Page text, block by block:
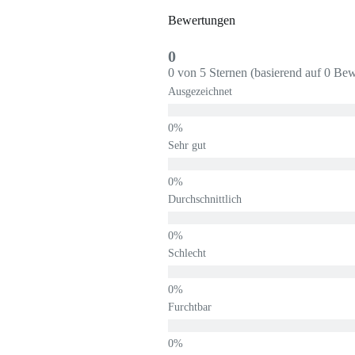
Bewertungen
0
0 von 5 Sternen (basierend auf 0
Ausgezeichnet
Sehr gut
Durchschnittlich
Schlecht
Furchtbar